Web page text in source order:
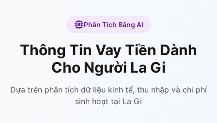
Phân Tích Bằng AI
Thông Tin Vay Tiền Dành
Cho Người La Gi
Dựa trên phân tích dữ liệu kinh tế, thu nhập và chi phí
sinh hoạt tại La Gi